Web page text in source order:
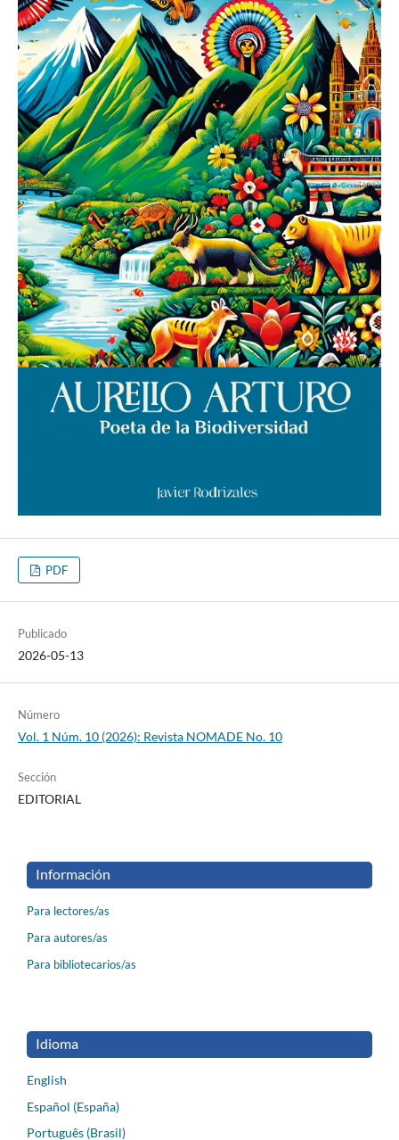
PDF
Publicado
2026-05-13
Número
Vol. 1 Núm. 10 (2026): Revista NOMADE No. 10
Sección
EDITORIAL
Información
Para lectores/as
Para autores/as
Para bibliotecarios/as
Idioma
English
Español (España)
Português (Brasil)